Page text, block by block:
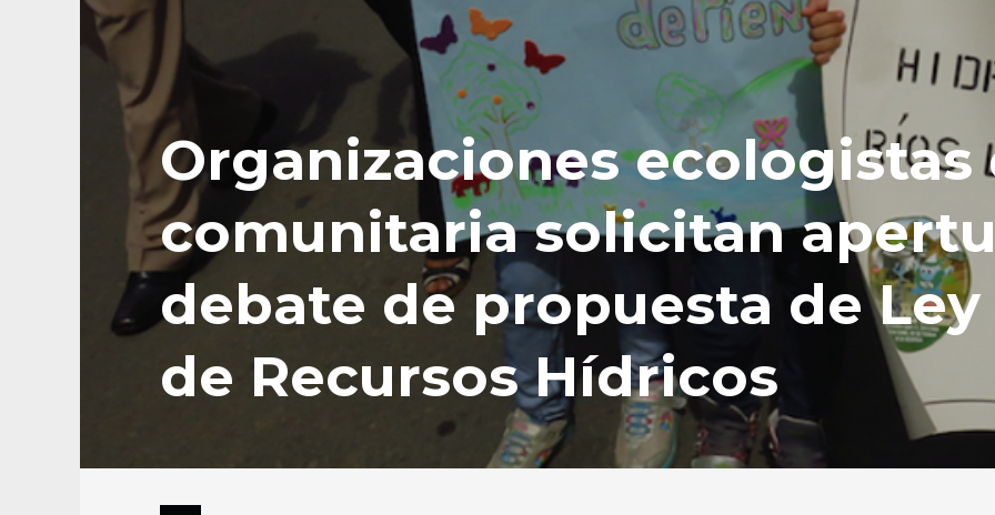
Organizaciones ecologistas
comunitaria solicitan
debate de propuesta de
de Recursos Hídricos